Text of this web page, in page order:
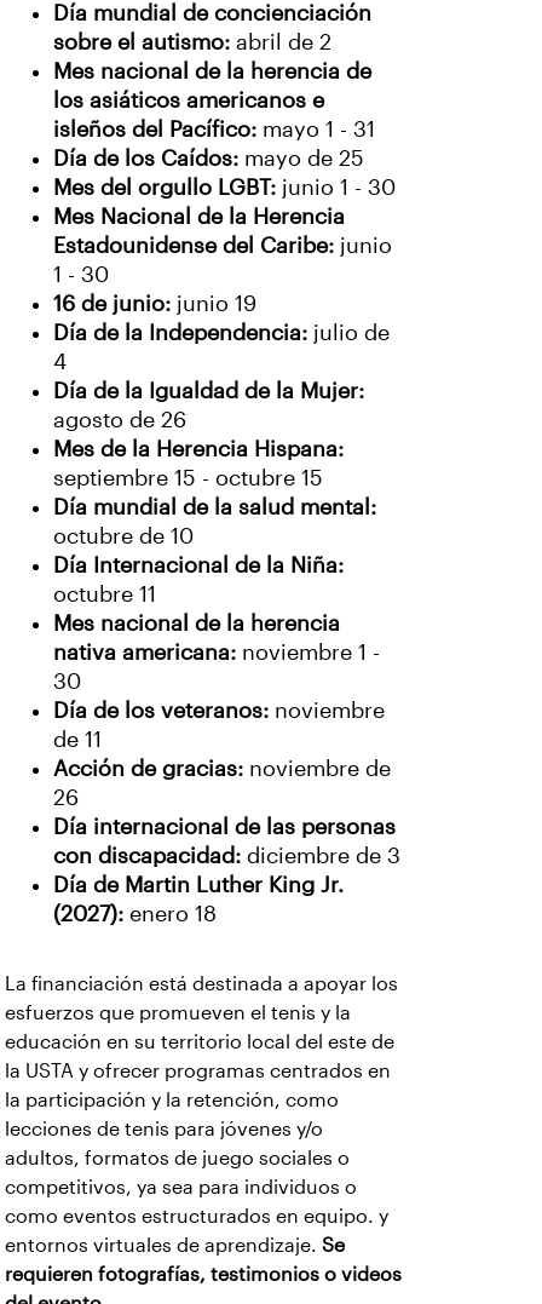
Día mundial de concienciación
sobre el autismo: abril de 2
Mes nacional de la herencia de
los asiáticos americanos e
isleños del Pacífico: mayo 1 - 31
Día de los Caídos: mayo de 25
Mes del orgullo LGBT: junio 1 - 30
Mes Nacional de la Herencia
Estadounidense del Caribe: junio
1 - 30
16 de junio: junio 19
Día de la Independencia: julio de
4
Día de la Igualdad de la Mujer:
agosto de 26
Mes de la Herencia Hispana:
septiembre 15 - octubre 15
Día mundial de la salud mental:
octubre de 10
Día Internacional de la Niña:
octubre 11
Mes nacional de la herencia
nativa americana: noviembre 1 -
30
Día de los veteranos: noviembre
de 11
Acción de gracias: noviembre de
26
Día internacional de las personas
con discapacidad: diciembre de 3
Día de Martin Luther King Jr.
(2027): enero 18
La financiación está destinada a apoyar los
esfuerzos que promueven el tenis y la
educación en su territorio local del este de
la USTA y ofrecer programas centrados en
la participación y la retención, como
lecciones de tenis para jóvenes y/o
adultos, formatos de juego sociales o
competitivos, ya sea para individuos o
como eventos estructurados en equipo. y
entornos virtuales de aprendizaje. Se
requieren fotografías, testimonios o videos